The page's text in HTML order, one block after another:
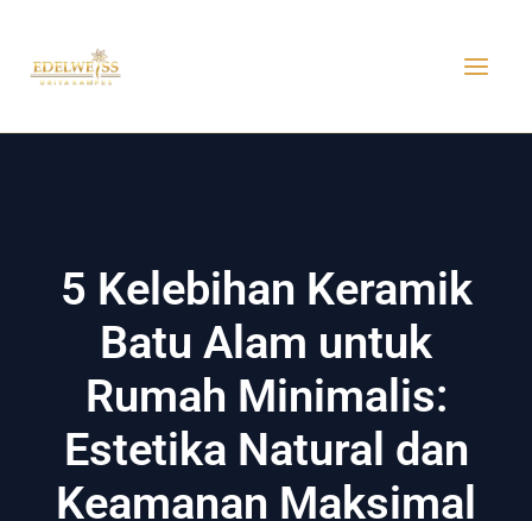
content
5 Kelebihan Keramik
Batu Alam untuk
Rumah Minimalis:
Estetika Natural dan
Keamanan Maksimal